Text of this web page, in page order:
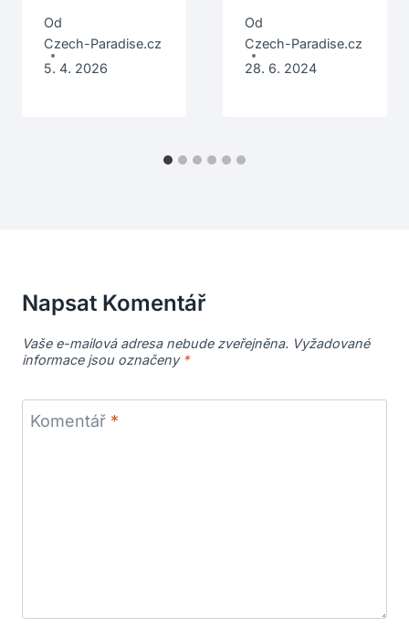
Od
Czech-Paradise.cz
5. 4. 2026
Od
Czech-Paradise.cz
28. 6. 2024
Napsat Komentář
Vaše e-mailová adresa nebude zveřejněna. Vyžadované
informace jsou označeny *
Komentář *